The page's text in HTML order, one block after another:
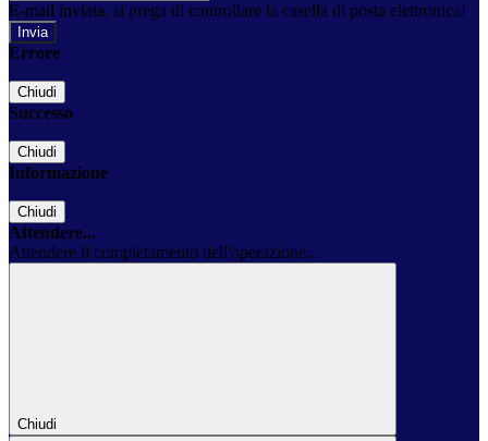
E-mail inviata, si prega di controllare la casella di posta elettronica!
Errore
Chiudi
Successo
Chiudi
Informazione
Chiudi
Attendere...
Attendere il completamento dell'operazione...
Chiudi